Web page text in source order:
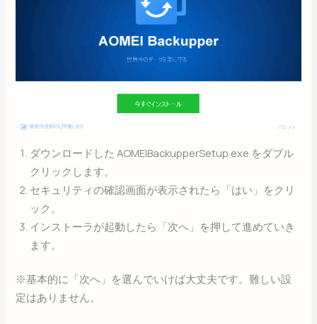
ダウンロードした AOMEIBackupperSetup.exe をダブル
クリックします。
セキュリティの確認画面が表示されたら「はい」をクリ
ック。
インストーラが起動したら「次へ」を押して進めていき
ます。
※基本的に「次へ」を選んでいけば大丈夫です。難しい設
定はありません。